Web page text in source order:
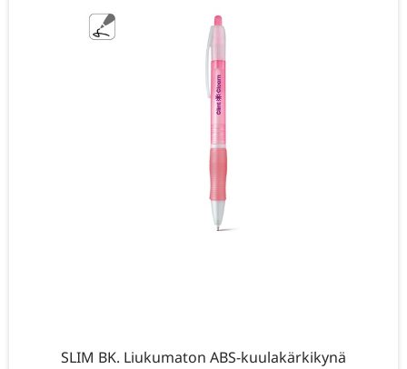
SLIM BK. Liukumaton ABS-kuulakärkikynä